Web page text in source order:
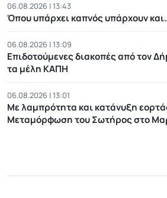
06.08.2026 | 13:43
Όπου υπάρχει καπνός υπάρχουν
06.08.2026 | 13:09
Επιδοτούμενες διακοπές από τον
τα μέλη ΚΑΠΗ
06.08.2026 | 13:01
Με λαμπρότητα και κατάνυξη
Μεταμόρφωση του Σωτήρος στο